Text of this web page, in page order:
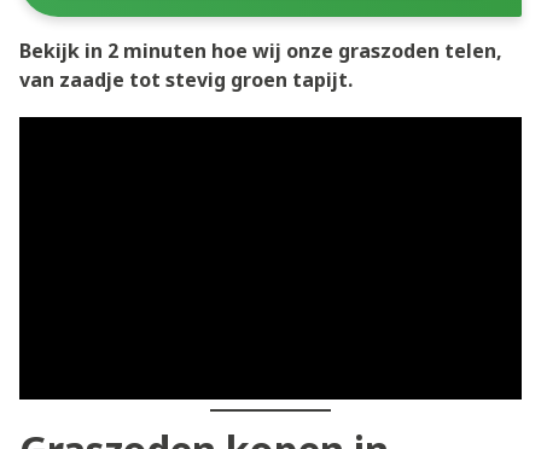
Bekijk in 2 minuten hoe wij onze graszoden telen,
van zaadje tot stevig groen tapijt.